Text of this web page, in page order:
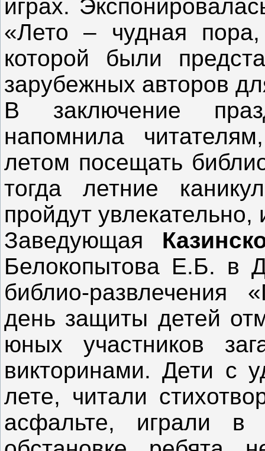
играх.
«Лето – чудная
которой были
зарубежных авторов
В заключение
напомнила
летом посещать
тогда летние
пройдут
Заведующая
Белокопытова Е.Б. в
библио-развлечения
день защиты детей
юных участников
викторинами. Дети с
лете, читали
асфальте, играли в